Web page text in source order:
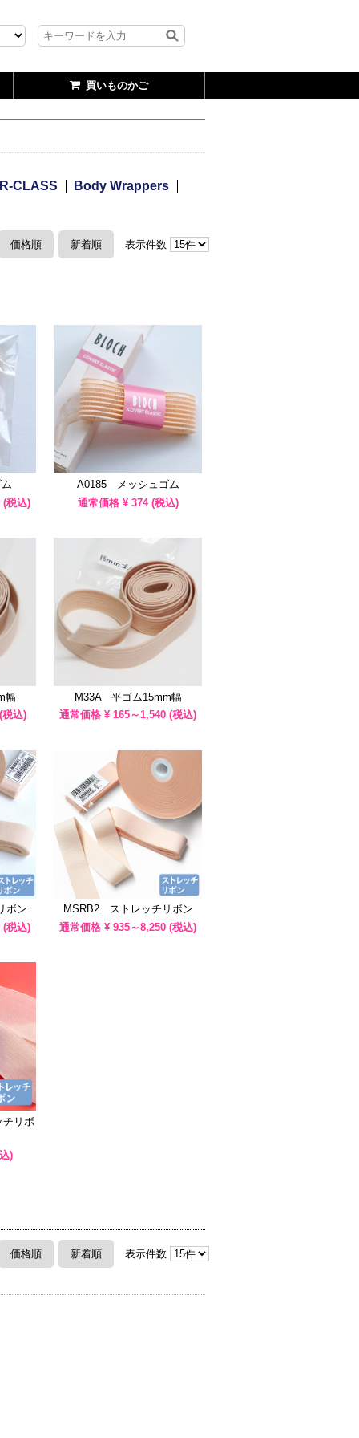
買いものかご
R-CLASS
Body Wrappers
価格順 新着順 表示件数
(税込)
A0185 メッシュゴム
通常価格 ¥ 374(税込)
幅
込)
M33A 平ゴム15mm幅
通常価格 ¥ 165～1,540 (税込)
ボン
(税込)
MSRB2 ストレッチリボン
通常価格 ¥ 935～8,250 (税込)
リボ
)
価格順 新着順 表示件数